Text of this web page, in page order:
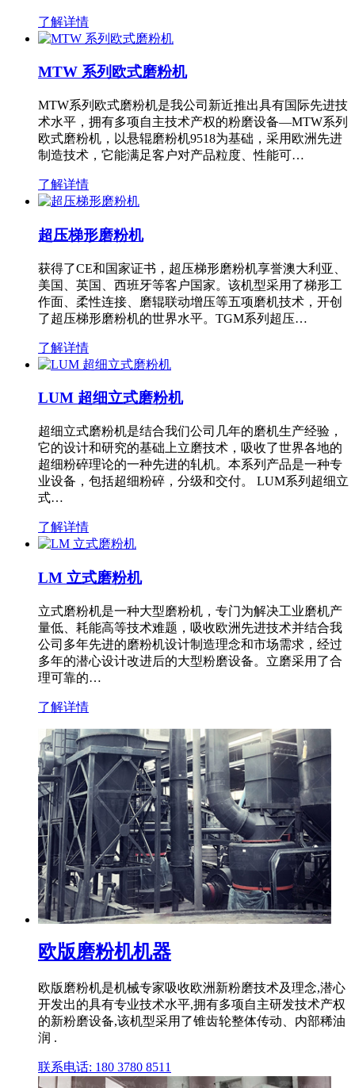
了解详情
MTW 系列欧式磨粉机
MTW系列欧式磨粉机是我公司新近推出具有国际先进技
术水平，拥有多项自主技术产权的粉磨设备—MTW系列
欧式磨粉机，以悬辊磨粉机9518为基础，采用欧洲先进
制造技术，它能满足客户对产品粒度、性能可…
了解详情
超压梯形磨粉机
获得了CE和国家证书，超压梯形磨粉机享誉澳大利亚、
美国、英国、西班牙等客户国家。该机型采用了梯形工
作面、柔性连接、磨辊联动增压等五项磨机技术，开创
了超压梯形磨粉机的世界水平。TGM系列超压…
了解详情
LUM 超细立式磨粉机
超细立式磨粉机是结合我们公司几年的磨机生产经验，
它的设计和研究的基础上立磨技术，吸收了世界各地的
超细粉碎理论的一种先进的轧机。本系列产品是一种专
业设备，包括超细粉碎，分级和交付。 LUM系列超细立
式…
了解详情
LM 立式磨粉机
立式磨粉机是一种大型磨粉机，专门为解决工业磨机产
量低、耗能高等技术难题，吸收欧洲先进技术并结合我
公司多年先进的磨粉机设计制造理念和市场需求，经过
多年的潜心设计改进后的大型粉磨设备。立磨采用了合
理可靠的…
了解详情
欧版磨粉机机器
欧版磨粉机是机械专家吸收欧洲新粉磨技术及理念,潜心
开发出的具有专业技术水平,拥有多项自主研发技术产权
的新粉磨设备,该机型采用了锥齿轮整体传动、内部稀油
润 .
联系电话: 180 3780 8511